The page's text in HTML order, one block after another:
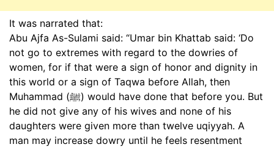
It was narrated that:
Abu Ajfa As-Sulami said: “Umar bin Khattab said: ‘Do
not go to extremes with regard to the dowries of
women, for if that were a sign of honor and dignity in
this world or a sign of Taqwa before Allah, then
Muhammad (ﷺ) would have done that before you. But
he did not give any of his wives and none of his
daughters were given more than twelve uqiyyah. A
man may increase dowry until he feels resentment